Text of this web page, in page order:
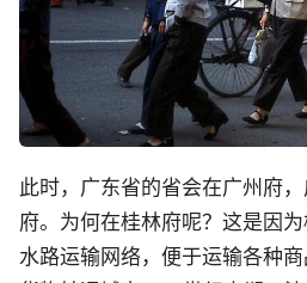
此时，广东省的省会在广州府
府。为何在桂林府呢？这是因
水路运输网络，便于运输各种